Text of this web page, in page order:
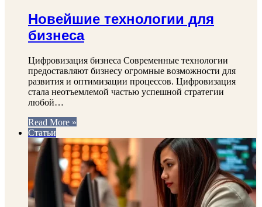
Новейшие технологии для
бизнеса
Цифровизация бизнеса Современные технологии
предоставляют бизнесу огромные возможности для
развития и оптимизации процессов. Цифровизация
стала неотъемлемой частью успешной стратегии
любой…
Read More »
Статьи